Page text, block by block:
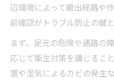
辺環境によって搬出経路や
前確認がトラブル防止の鍵と
まず、足元の危険や通路の
応じて衛生対策を講じるこ
置や湿気によるカビの発生